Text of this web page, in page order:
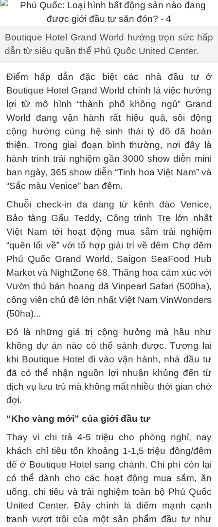
Boutique Hotel Grand World hưởng trọn sức hấp
dẫn từ siêu quần thể Phú Quốc United Center.
Điểm hấp dẫn đặc biệt các nhà đầu tư ở
Boutique Hotel Grand World chính là việc hưởng
lợi từ mô hình “thành phố không ngủ” Grand
World đang vận hành rất hiệu quả, sôi động
cộng hưởng cùng hệ sinh thái tỷ đô đã hoàn
thiện. Trong giai đoạn bình thường, nơi đây là
hành trình trải nghiệm gần 3000 show diễn mini
ban ngày, 365 show diễn “Tinh hoa Việt Nam” và
“Sắc màu Venice” ban đêm.
Chuỗi check-in đa dang từ kênh đào Venice,
Bảo tàng Gấu Teddy, Công trình Tre lớn nhất
Việt Nam tới hoạt động mua sắm trải nghiệm
“quên lối về” với tổ hợp giải trí về đêm Chợ đêm
Phú Quốc Grand World, Saigon SeaFood Hub
Market và NightZone 68. Thăng hoa cảm xúc với
Vườn thú bán hoang dã Vinpearl Safari (500ha),
công viên chủ đề lớn nhất Việt Nam VinWonders
(50ha)...
Đó là những giá trị cộng hưởng mà hầu như
không dự án nào có thể sánh được. Tương lai
khi Boutique Hotel đi vào vận hành, nhà đầu tư
đã có thể nhận nguồn lợi nhuận khủng đến từ
dịch vụ lưu trú mà không mất nhiều thời gian chờ
đợi.
“Kho vàng mới” của giới đầu tư
Thay vì chi trả 4-5 triệu cho phòng nghỉ, nay
khách chỉ tiêu tốn khoảng 1-1,5 triệu đồng/đêm
để ở Boutique Hotel sang chảnh. Chi phí còn lại
có thể dành cho các hoạt động mua sắm, ăn
uống, chi tiêu và trải nghiệm toàn bộ Phú Quốc
United Center. Đây chính là điểm mạnh cạnh
tranh vượt trội của một sản phẩm đầu tư như